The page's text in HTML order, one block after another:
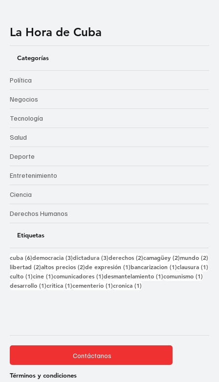
La Hora de Cuba
Categorías
Política
Negocios
Tecnología
Salud
Deporte
Entretenimiento
Ciencia
Derechos Humanos
Etiquetas
cuba (6)6 entradas
democracia (3)3 entradas
dictadura (3)3 entradas
derechos (2)2 entradas
camagüey (2)2 entradas
mundo (2)
libertad (2)2 entradas
altos precios (2)2 entradas
de expresión (1)1 entrada
bancarizacion (1)1 entrada
clausura (1)
culto (1)1 entrada
cine (1)1 entrada
comunicadores (1)1 entrada
desmantelamiento (1)1 entrada
comunismo (1)
desarrollo (1)1 entrada
critica (1)1 entrada
cementerio (1)1 entrada
cronica (1)
Contáctanos
Términos y condiciones